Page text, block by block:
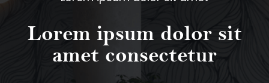
Lorem ipsum dolor sit
amet consectetur